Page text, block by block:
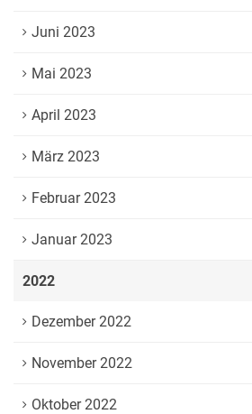
Juni 2023
Mai 2023
April 2023
März 2023
Februar 2023
Januar 2023
2022
Dezember 2022
November 2022
Oktober 2022